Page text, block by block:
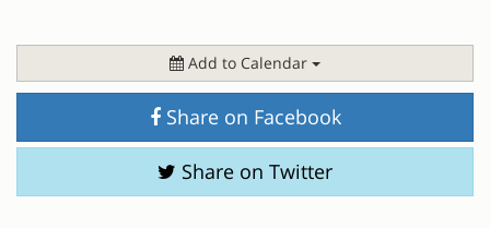
Add to Calendar
Share on Facebook
Share on Twitter